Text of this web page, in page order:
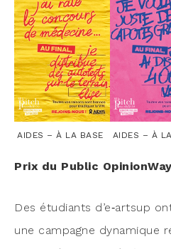
AIDES – À LA BASE AIDES – À
Prix du Public OpinionWay
Des étu­diants d’e‑artsup
une cam­pagne dyna­mique